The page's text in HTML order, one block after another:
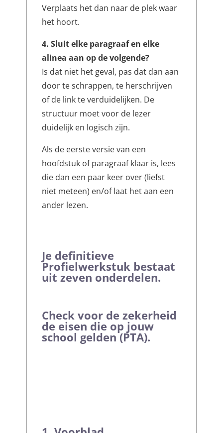
Verplaats het dan naar de plek waar
het hoort.
4. Sluit elke paragraaf en elke
alinea aan op de volgende?
Is dat niet het geval, pas dat dan aan
door te schrappen, te herschrijven
of de link te verduidelijken. De
structuur moet voor de lezer
duidelijk en logisch zijn.
Als de eerste versie van een
hoofdstuk of paragraaf klaar is, lees
die dan een paar keer over (liefst
niet meteen) en/of laat het aan een
ander lezen.
Je definitieve
Profielwerkstuk bestaat
uit zeven onderdelen.
Check voor de zekerheid
de eisen die op jouw
school gelden (PTA).